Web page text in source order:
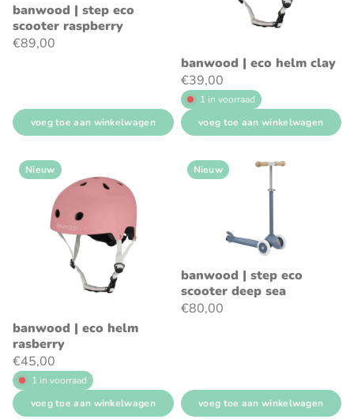
banwood | step eco
scooter raspberry
€89,00
voeg toe aan winkelwagen
banwood | eco helm clay
€39,00
1 in voorraad
voeg toe aan winkelwagen
Nieuw
banwood | eco helm
rasberry
€45,00
1 in voorraad
voeg toe aan winkelwagen
Nieuw
banwood | step eco
scooter deep sea
€80,00
voeg toe aan winkelwagen